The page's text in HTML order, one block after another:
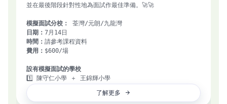
並在最後階段針對性地為面試作最佳準備。🚀🚀
模擬面試分校：
日期：
時間：
費用： $600/場
設有模擬面試的學校
1️⃣ 陳守仁小學 ＋ 王錦輝小學
3️⃣ 拔萃女小學 ＋ 德望小學 了解更多